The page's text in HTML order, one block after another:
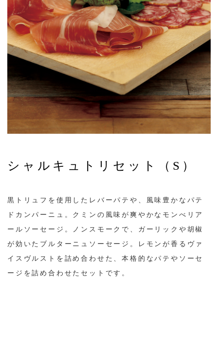
シャルキュトリセット（S）
黒トリュフを使用したレバーパテや、風味豊かなパテ
ドカンパーニュ。クミンの風味が爽やかなモンべリア
ールソーセージ。ノンスモークで、ガーリックや胡椒
が効いたブルターニュソーセージ。レモンが香るヴァ
イスヴルストを詰め合わせた、本格的なパテやソーセ
ージを詰め合わせたセットです。